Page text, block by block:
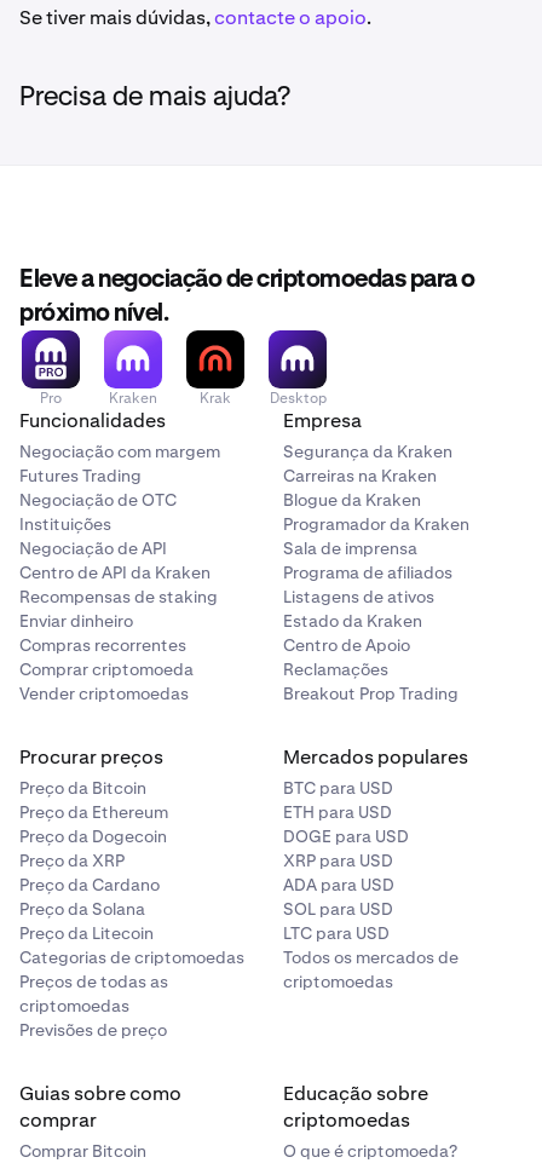
Se tiver mais dúvidas,contacte o apoio.
Precisa de mais ajuda?
Eleve a negociação de criptomoedas para o
próximo nível.
Pro Kraken Krak Desktop
Funcionalidades
Negociação com margem
Futures Trading
Negociação de OTC
Instituições
Negociação de API
Centro de API da Kraken
Recompensas de staking
Enviar dinheiro
Compras recorrentes
Comprar criptomoeda
Vender criptomoedas
Empresa
Segurança da Kraken
Carreiras na Kraken
Blogue da Kraken
Programador da Kraken
Sala de imprensa
Programa de afiliados
Listagens de ativos
Estado da Kraken
Centro de Apoio
Reclamações
Breakout Prop Trading
Procurar preços
Preço da Bitcoin
Preço da Ethereum
Preço da Dogecoin
Preço da XRP
Preço da Cardano
Preço da Solana
Preço da Litecoin
Categorias de criptomoedas
Preços de todas as
criptomoedas
Previsões de preço
Mercados populares
BTC para USD
ETH para USD
DOGE para USD
XRP para USD
ADA para USD
SOL para USD
LTC para USD
Todos os mercados de
criptomoedas
Guias sobre como
comprar
Comprar Bitcoin
Educação sobre
criptomoedas
O que é criptomoeda?